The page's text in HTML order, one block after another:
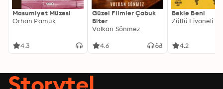
Masumiyet Müzesi
Orhan Pamuk
4.3
Güzel Filmler Çabuk
Biter
Volkan Sönmez
4.6
Bekle Beni
Zülfü Livaneli
4.2